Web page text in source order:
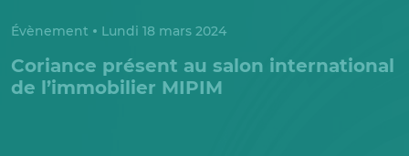
Évènement Lundi 18 mars 2024
Coriance présent au salon international
de l’immobilier MIPIM